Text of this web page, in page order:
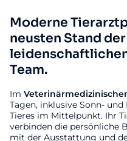
Moderne
neusten Stand
Team.
Im
Tagen, inklusive Sonn-
Tieres im Mittelpunkt. Ihr
verbinden die persönliche
mit der Ausstattung und